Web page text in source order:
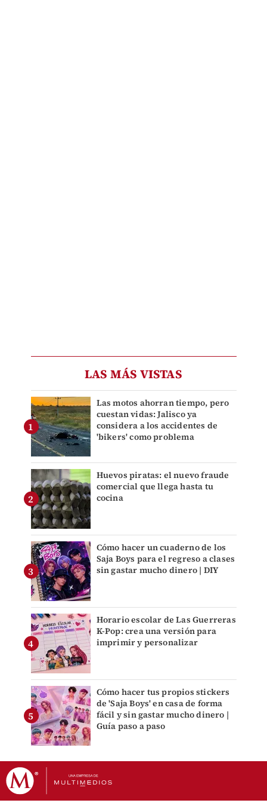
LAS MÁS VISTAS
Las motos ahorran tiempo, pero
cuestan vidas: Jalisco ya
considera a los accidentes de
'bikers' como problema
Huevos piratas: el nuevo fraude
comercial que llega hasta tu
cocina
Cómo hacer un cuaderno de los
Saja Boys para el regreso a clases
sin gastar mucho dinero | DIY
Horario escolar de Las Guerreras
K-Pop: crea una versión para
imprimir y personalizar
Cómo hacer tus propios stickers
de 'Saja Boys' en casa de forma
fácil y sin gastar mucho dinero |
Guía paso a paso